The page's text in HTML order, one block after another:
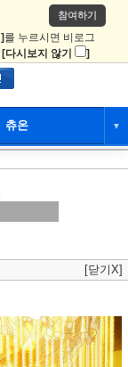
참여하기
를 누르시면 비로그
[다시보지 않기 ]
츄온 ▼
[닫기X]